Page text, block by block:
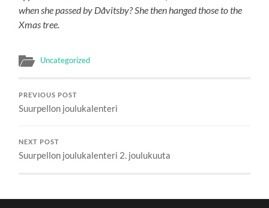
when she passed by Dåvitsby? She then hanged those to the
Xmas tree.
Uncategorized
PREVIOUS POST
Suurpellon joulukalenteri
NEXT POST
Suurpellon joulukalenteri 2. joulukuuta